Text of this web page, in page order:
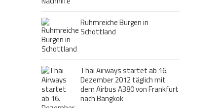
Ruhmreiche Burgen in
Schottland
Thai Airways startet ab 16.
Dezember 2012 täglich mit
dem Airbus A380 von Frankfurt
nach Bangkok